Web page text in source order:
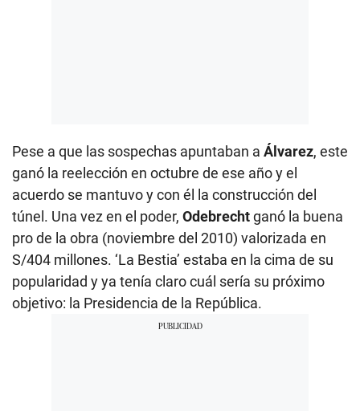
Pese a que las sospechas apuntaban a Álvarez, este
ganó la reelección en octubre de ese año y el
acuerdo se mantuvo y con él la construcción del
túnel. Una vez en el poder, Odebrechtganó la buena
pro de la obra (noviembre del 2010) valorizada en
S/404 millones. ‘La Bestia’ estaba en la cima de su
popularidad y ya tenía claro cuál sería su próximo
objetivo: la Presidencia de la República.